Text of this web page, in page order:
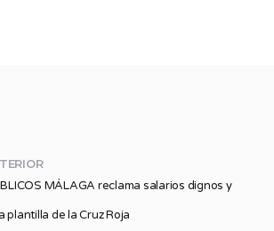
MÁLAGA reclama salarios dignos y
plantilla de la Cruz Roja